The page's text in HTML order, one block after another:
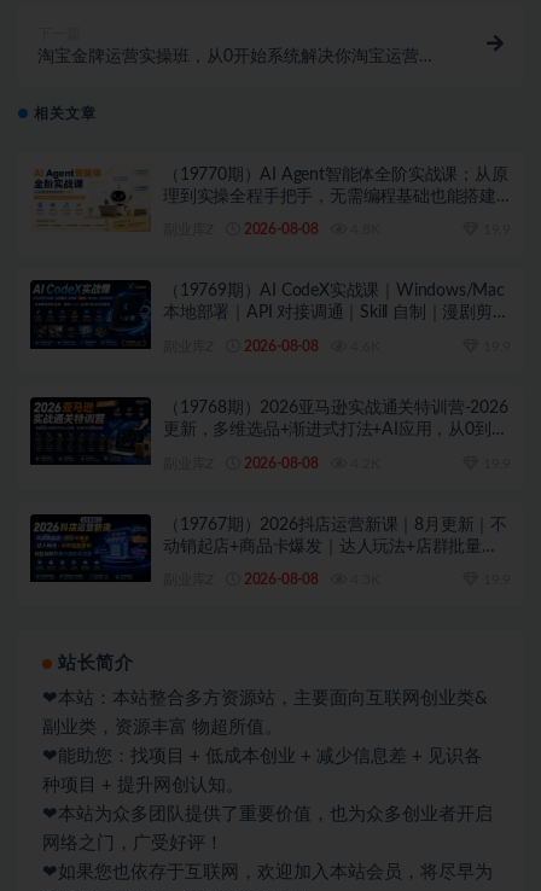
淘宝金牌运营实操班，从0开始系统解决你淘宝运营核
相关文章
（19770期）AI Agent智能体全阶实战课；从原
理到实操全程手把手，无需编程基础也能搭建
2026-08-08
（19769期）AI CodeX实战课｜Windows/Mac
本地部署｜API 对接调通｜Skill 自制｜漫剧剪辑
2026-08-08
（19768期）2026亚马逊实战通关特训营-2026
更新，多维选品+渐进式打法+AI应用，从0到1
2026-08-08
（19767期）2026抖店运营新课｜8月更新｜不
动销起店+商品卡爆发｜达人玩法+店群批量复
2026-08-08
站长简介
❤本站：本站整合多方资源站，主要面向互联网创业类&
副业类，资源丰富 物超所值。
❤能助您：找项目 + 低成本创业 + 减少信息差 + 见识各
种项目 + 提升网创认知。
❤本站为众多团队提供了重要价值，也为众多创业者开启
网络之门，广受好评！
❤如果您也依存于互联网，欢迎加入本站会员，将尽早为